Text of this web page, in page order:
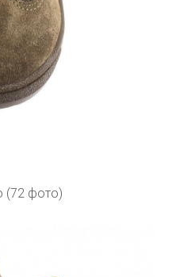
(72 фото)